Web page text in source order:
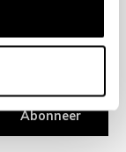
Abonneer